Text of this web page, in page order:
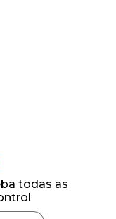
todas as